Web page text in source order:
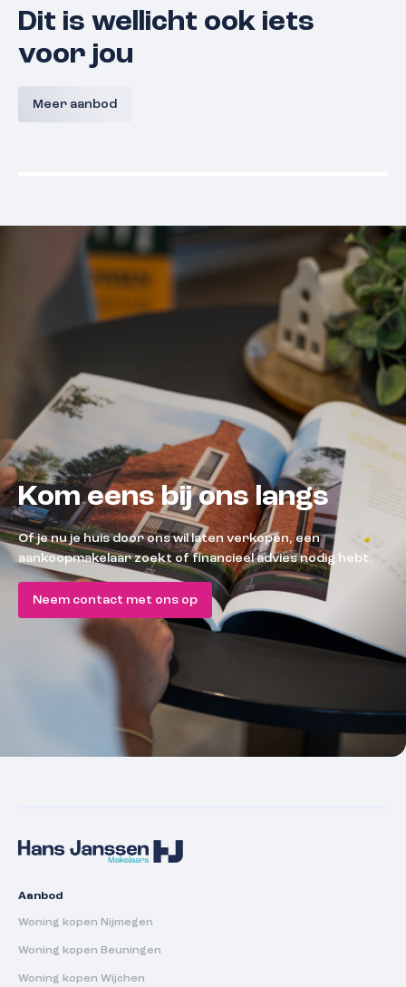
Dit is wellicht ook iets
voor jou
Meer aanbod
Portier l Iris l Bouwnummer 19
Kom eens bij ons langs
Of je nu je huis door ons wil laten verkopen, een
aankoopmakelaar zoekt of financieel advies nodig hebt.
Neem contact met ons op
Aanbod
Woning kopen Nijmegen
Woning kopen Beuningen
Woning kopen Wijchen